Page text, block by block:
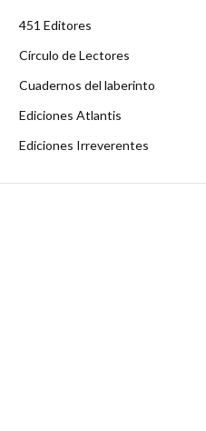
451 Editores
Círculo de Lectores
Cuadernos del laberinto
Ediciones Atlantis
Ediciones Irreverentes